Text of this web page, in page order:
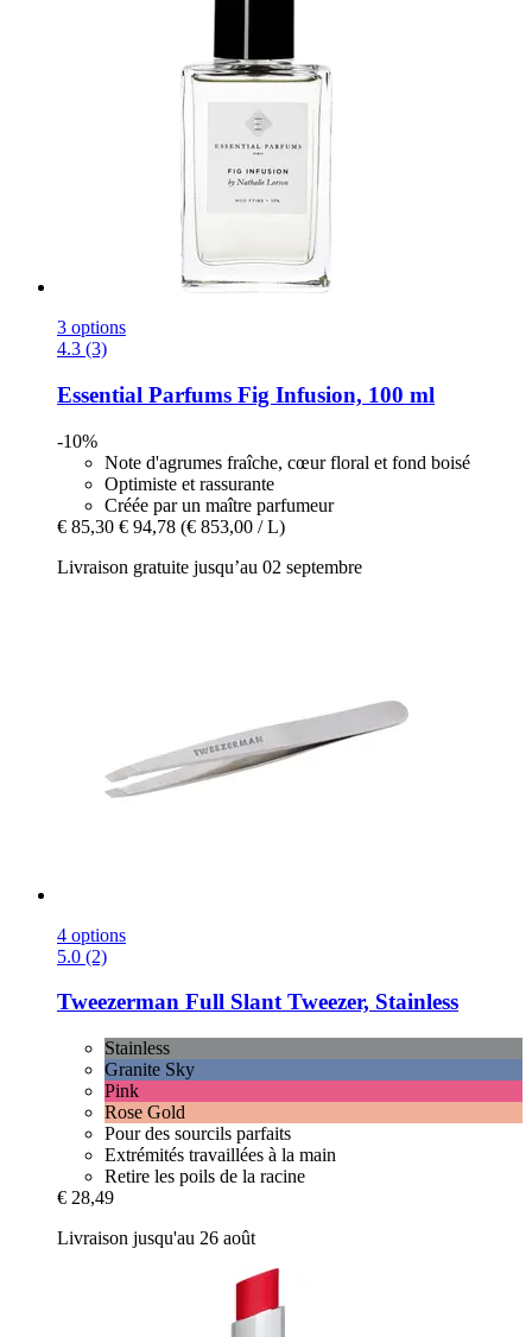
3 options
4.3 (3)
Essential Parfums Fig Infusion, 100 ml
-10%
Note d'agrumes fraîche, cœur floral et fond boisé
Optimiste et rassurante
Créée par un maître parfumeur
€ 85,30 € 94,78 (€ 853,00 / L)
Livraison gratuite jusqu’au 02 septembre
4 options
5.0 (2)
Tweezerman Full Slant Tweezer, Stainless
Stainless
Granite Sky
Pink
Rose Gold
Pour des sourcils parfaits
Extrémités travaillées à la main
Retire les poils de la racine
€ 28,49
Livraison jusqu'au 26 août